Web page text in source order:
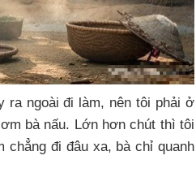
ra ngoài đi làm, nên tôi phải ở
bà nấu. Lớn hơn chút thì tôi
đi đâu xa, bà chỉ quanh